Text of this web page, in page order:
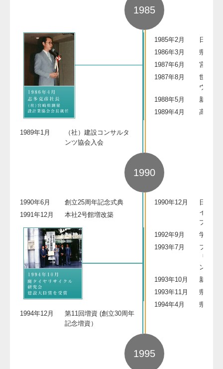
1985
1989年1月
（社）建設コンサルタ
ンツ協会入会
1985年2月
日南治
1986年3月
県立宮
1987年6月
宮崎港
1987年8月
世界最
ウム，
1988年5月
新県立
1989年4月
高千穂
1990
1990年6月
創立25周年記念式典
1991年12月
本社2号館増改築
1994年12月
第11回増資 (創立30周年
記念増資）
1990年12月
日本最
イラン
プン
1992年9月
学校週
1993年7月
フェニ
「シー
ン
1993年10月
新ＪＲ
1993年11月
県立芸
1994年4月
県立農
1995